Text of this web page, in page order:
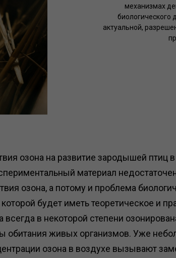
механизмах
биологического
актуальной,
озона на развитие зародышей птиц
материал
озона, а потому и проблема
будет иметь теоретическое и
в некоторой степени
обитания живых организмов. Уже
озона в воздухе вызывают